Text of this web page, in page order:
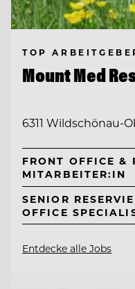
TOP
Mount Med
6311 Wildschönau-
FRONT OFFICE &
MITARBEITER:IN
SENIOR
OFFICE
Entdecke alle Jobs